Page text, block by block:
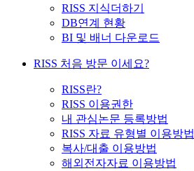
RISS 지식더하기
DB연계 현황
BI 및 배너 다운로드
RISS 처음 방문 이세요?
RISS란?
RISS 이용권한
내 관심논문 등록방법
RISS 자료 유형별 이용방법
복사/대출 이용방법
해외전자자료 이용방법